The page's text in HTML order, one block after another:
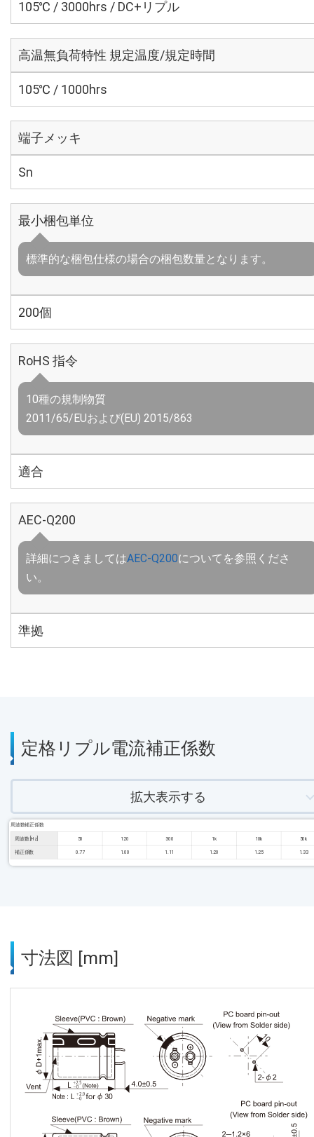
105℃ / 3000hrs / DC+リプル
高温無負荷特性 規定温度/規定時間
105℃ / 1000hrs
端子メッキ
Sn
最小梱包単位
標準的な梱包仕様の場合の梱包数量となります。
200個
RoHS 指令
10種の規制物質
2011/65/EUおよび(EU) 2015/863
適合
AEC-Q200
詳細につきましてはAEC-Q200についてを参照くださ
い。
準拠
定格リプル電流補正係数
拡大表示する
周波数補正係数
周波数 [Hz] 50 120 300 1k 10k 50k
補正係数 0.77 1.00 1.11 1.20 1.25 1.33
寸法図 [mm]